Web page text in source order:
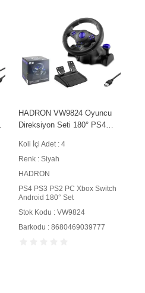
HADRON VW9824 Oyuncu
Direksiyon Seti 180° PS4
Android Uyumlu Siyah
Koli İçi Adet : 4
Renk : Siyah
HADRON
PS4 PS3 PS2 PC Xbox Switch
Android 180° Set
Stok Kodu : VW9824
Barkodu : 8680469039777